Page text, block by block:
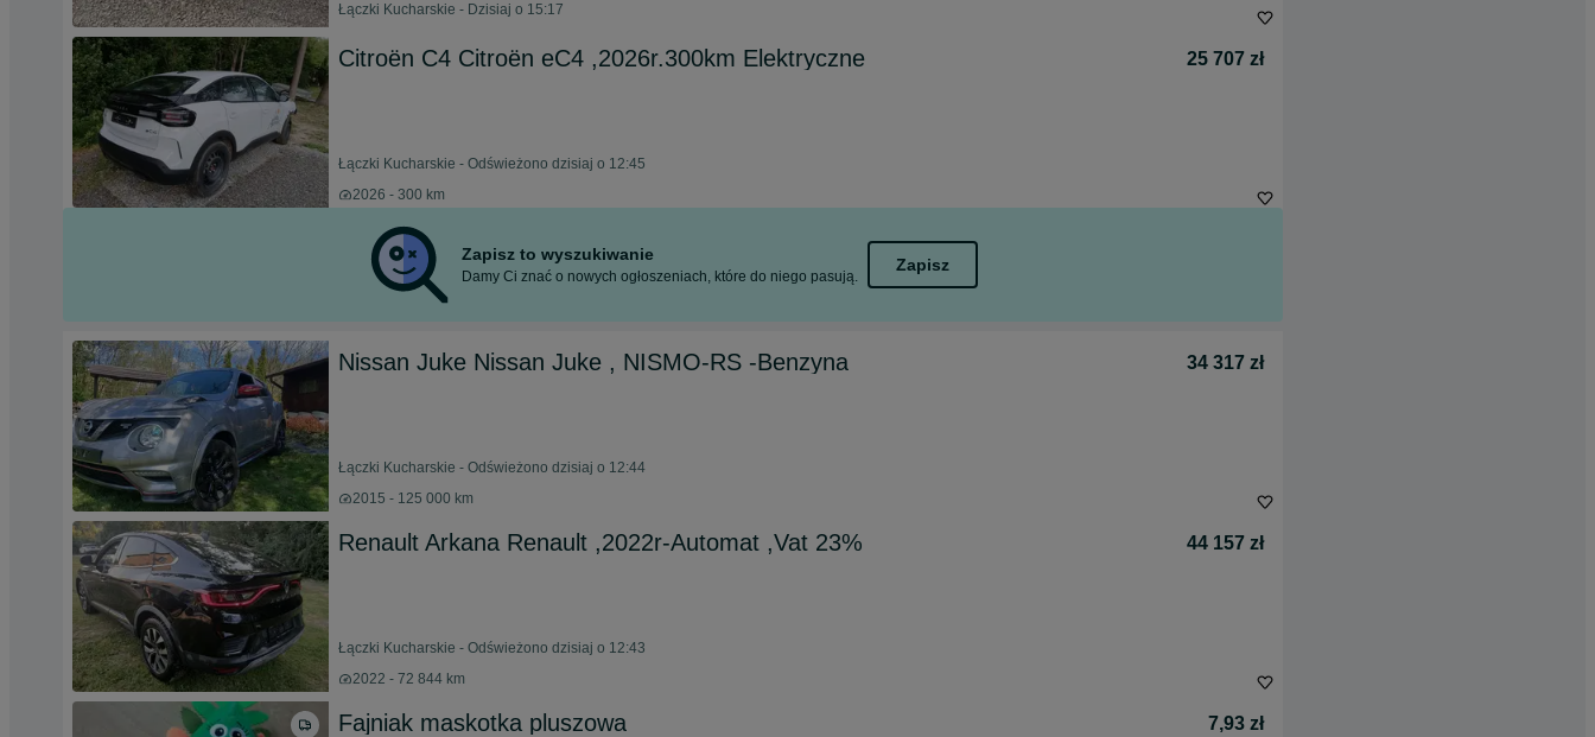
Łączki Kucharskie - Dzisiaj o 15:17
Citroën C4 Citroën eC4 ,2026r.300km Elektryczne 25 707 zł
Łączki Kucharskie - Odświeżono dzisiaj o 12:45
2026 - 300 km
Zapisz to wyszukiwanie
Damy Ci znać o nowych ogłoszeniach, które do niego pasują.
Zapisz
Nissan Juke Nissan Juke , NISMO-RS -Benzyna 34 317 zł
Łączki Kucharskie - Odświeżono dzisiaj o 12:44
2015 - 125 000 km
Renault Arkana Renault ,2022r-Automat ,Vat 23% 44 157 zł
Łączki Kucharskie - Odświeżono dzisiaj o 12:43
2022 - 72 844 km
Fajniak maskotka pluszowa
7,93 zł